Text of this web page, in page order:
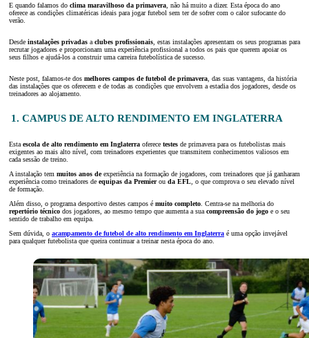
E quando falamos do clima maravilhoso da primavera , não há muito a dizer. Esta época do ano
oferece as condições climatéricas ideais para jogar futebol sem ter de sofrer com o calor sufocante do
verão.
Desde instalações privadas a clubes profissionais , estas instalações apresentam os seus programas para
recrutar jogadores e proporcionam uma experiência profissional a todos os pais que querem apoiar os
seus filhos e ajudá-los a construir uma carreira futebolística de sucesso.
Neste post, falamos-te dos melhores campos de futebol de primavera , das suas vantagens, da história
das instalações que os oferecem e de todas as condições que envolvem a estadia dos jogadores, desde os
treinadores ao alojamento.
1. CAMPUS DE ALTO RENDIMENTO EM INGLATERRA
Esta escola de alto rendimento em Inglaterra oferece testes de primavera para os futebolistas mais
exigentes ao mais alto nível, com treinadores experientes que transmitem conhecimentos valiosos em
cada sessão de treino.
A instalação tem muitos anos deexperiência na formação de jogadores, com treinadores que já ganharam
experiência como treinadores de equipas da Premierou da EFL , o que comprova o seu elevado nível
de formação.
Além disso, o programa desportivo destes campos é muito completo . Centra-se na melhoria do
repertório técnico dos jogadores, ao mesmo tempo que aumenta a sua compreensão do jogo e o seu
sentido de trabalho em equipa.
Sem dúvida, o acampamento de futebol de alto rendimento em Inglaterra é uma opção invejável
para qualquer futebolista que queira continuar a treinar nesta época do ano.